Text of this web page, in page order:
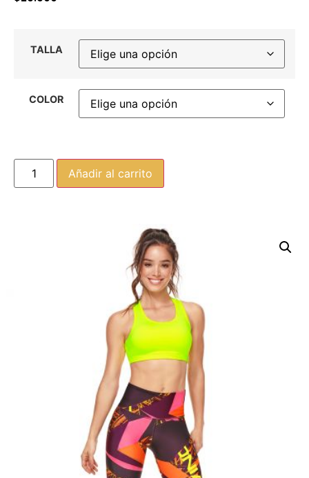
TALLA
COLOR
Añadir al carrito